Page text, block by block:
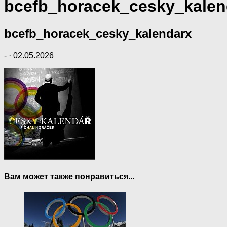
bcefb_horacek_cesky_kalendarx
- · 02.05.2026
Вам может также понравиться...